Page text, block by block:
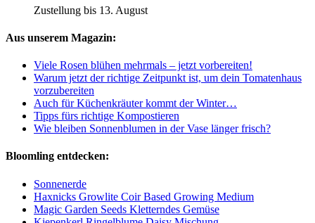
Zustellung bis 13. August
Aus unserem Magazin:
Viele Rosen blühen mehrmals – jetzt vorbereiten!
Warum jetzt der richtige Zeitpunkt ist, um dein Tomatenhaus
vorzubereiten
Auch für Küchenkräuter kommt der Winter…
Tipps fürs richtige Kompostieren
Wie bleiben Sonnenblumen in der Vase länger frisch?
Bloomling entdecken:
Sonnenerde
Haxnicks Growlite Coir Based Growing Medium
Magic Garden Seeds Kletterndes Gemüse